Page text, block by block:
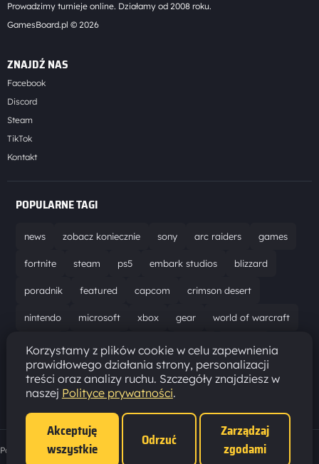
Prowadzimy turnieje online. Działamy od 2008 roku.
GamesBoard.pl © 2026
ZNAJDŹ NAS
Facebook
Discord
Steam
TikTok
Kontakt
POPULARNE TAGI
news zobacz koniecznie sony arc raiders games
fortnite steam ps5 embark studios blizzard
poradnik featured capcom crimson desert
nintendo microsoft xbox gear world of warcraft
solucja marathon ubisoft bungie recenzja
resident evil requiem gaming aktualizacja pc
epic games hytale
Polityka prywatności ·
Korzystamy z plików cookie w celu zapewnienia
prawidłowego działania strony, personalizacji
treści oraz analizy ruchu. Szczegóły znajdziesz w
naszej Polityce prywatności.
Akceptuję
wszystkie
Odrzuć
Zarządzaj
zgodami